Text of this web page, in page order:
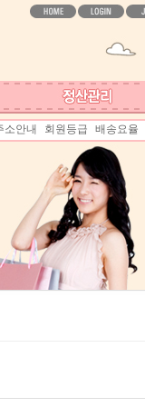
소안내 회원등급 배송요율